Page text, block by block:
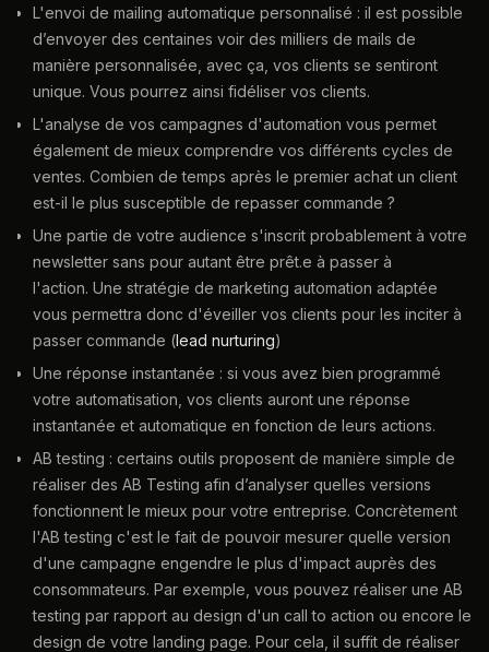
L'envoi de mailing automatique personnalisé : il est possible
d’envoyer des centaines voir des milliers de mails de
manière personnalisée, avec ça, vos clients se sentiront
unique. Vous pourrez ainsi fidéliser vos clients.
L'analyse de vos campagnes d'automation vous permet
également de mieux comprendre vos différents cycles de
ventes. Combien de temps après le premier achat un client
est-il le plus susceptible de repasser commande ?
Une partie de votre audience s'inscrit probablement à votre
newsletter sans pour autant être prêt.e à passer à
l'action. Une stratégie de marketing automation adaptée
vous permettra donc d'éveiller vos clients pour les inciter à
passer commande (lead nurturing)
Une réponse instantanée : si vous avez bien programmé
votre automatisation, vos clients auront une réponse
instantanée et automatique en fonction de leurs actions.
AB testing : certains outils proposent de manière simple de
réaliser des AB Testing afin d’analyser quelles versions
fonctionnent le mieux pour votre entreprise. Concrètement
l'AB testing c'est le fait de pouvoir mesurer quelle version
d'une campagne engendre le plus d'impact auprès des
consommateurs. Par exemple, vous pouvez réaliser une AB
testing par rapport au design d'un call to action ou encore le
design de votre landing page. Pour cela, il suffit de réaliser